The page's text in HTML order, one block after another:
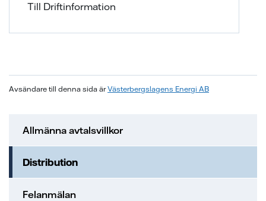
Till Driftinformation
Avsändare till denna sida ärVästerbergslagens Energi AB
Allmänna avtalsvillkor
Distribution
Felanmälan